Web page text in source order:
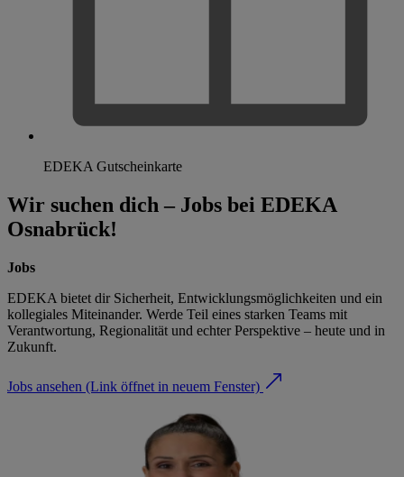
EDEKA Gutscheinkarte
Wir suchen dich – Jobs bei EDEKA
Osnabrück!
Jobs
EDEKA bietet dir Sicherheit, Entwicklungsmöglichkeiten und ein
kollegiales Miteinander. Werde Teil eines starken Teams mit
Verantwortung, Regionalität und echter Perspektive – heute und in
Zukunft.
Jobs ansehen (Link öffnet in neuem Fenster)